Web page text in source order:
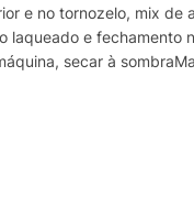
e no tornozelo, mix
e fechamento
secar à